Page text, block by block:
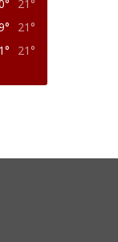
21°
21°
21°